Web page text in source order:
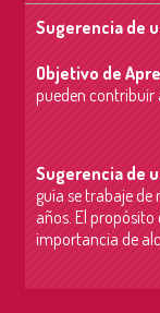
Sugerencia de
Objetivo de
pueden contribuir
Sugerencia de
guía se trabaje de
años. El propósito
importancia de